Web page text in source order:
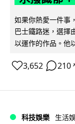
如果你熱愛一件事
巴士鐵路迷，選擇
以運作的作品。他
3,652 210
科技娛樂 生活